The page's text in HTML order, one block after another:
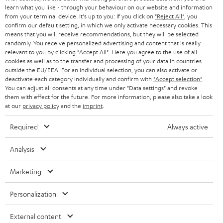
m
e
l
d
u
n
g
HEIMKINO
HEIMKINO-KOMPLETTANLAGEN
SOUNDBARS
STEREO
SMART HOME
BLUETOOTH-LAUTSPRECHER
KOPFHÖRER
BLUETOOTH-KOPFHÖRER
STEREOANLAGEN
LAUTSPRECHER
Unternehmen
SUPPORT
KARRIERE
PRESSE & MARKETING
GESCHÄFTSKUNDEN
PARTNERPROGRAMM
BLOG
NEWSLETTER
STORES
DEINE VORTEILE BEI TEUFEL
Teufel Onlineshops
DEUTSCHLAND
ÖSTERREICH
SCHWEIZ
NIEDERLANDE
BELGIEN
FRANKREICH
learn what you like - through your behaviour on our website and information
from your terminal device. It's up to you: If you click on "Reject All" , you
confirm our default setting, in which we only activate necessary cookies. This
means that you will receive recommendations, but they will be selected
randomly. You receive personalized advertising and content that is really
relevant to you by clicking "Accept All" . Here you agree to the use of all
cookies as well as to the transfer and processing of your data in countries
outside the EU/EEA. For an individual selection, you can also activate or
deactivate each category individually and confirm with "Accept selection"
You can adjust all consents at any time under "Data settings" and revoke
them with effect for the future. For more information, please also take a look
at our privacy policyand the imprint
Required Always active
Analysis
Marketing
Personalization
External content